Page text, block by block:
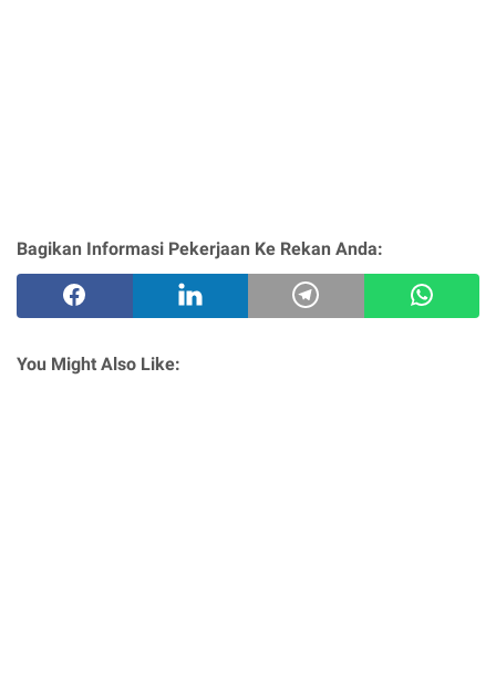
Bagikan Informasi Pekerjaan Ke Rekan Anda:
You Might Also Like: